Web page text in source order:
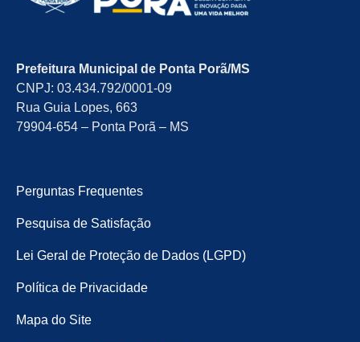
Prefeitura Municipal de Ponta Porã/MS
CNPJ: 03.434.792/0001-09
Rua Guia Lopes, 663
79904-654 – Ponta Porã – MS
Perguntas Frequentes
Pesquisa de Satisfação
Lei Geral de Proteção de Dados (LGPD)
Política de Privacidade
Mapa do Site